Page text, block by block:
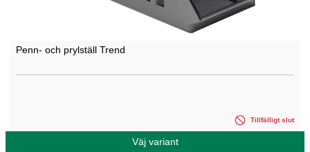
Penn- och prylställ Trend
Tillfälligt slut
Väj variant